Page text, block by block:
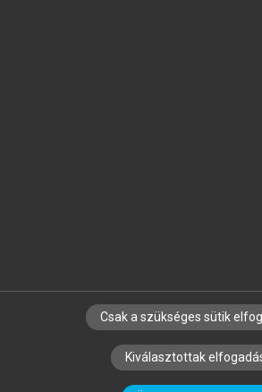
SZERZŐKNEK CÉGEKNEK
SZERKESZTÉSI ÉS LEKTORÁLÁSI
Csak a szükséges sütik
Kiválasztottak